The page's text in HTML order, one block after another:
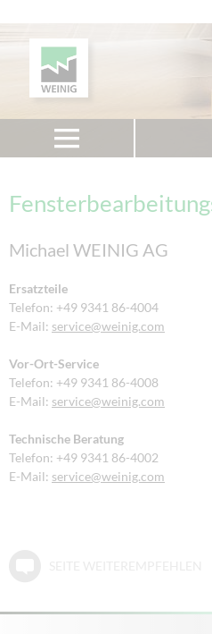
Michael WEINIG AG
Ersatzteile
Telefon: +49 9341 86-4004
E-Mail: service@weinig.com
Vor-Ort-Service
Telefon: +49 9341 86-4008
E-Mail: service@weinig.com
Technische Beratung
Telefon: +49 9341 86-4002
E-Mail: service@weinig.com